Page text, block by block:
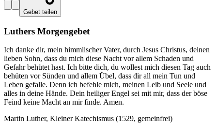
Gebet teilen
Luthers Morgengebet
Ich danke dir, mein himmlischer Vater, durch Jesus Christus, deinen
lieben Sohn, dass du mich diese Nacht vor allem Schaden und
Gefahr behütet hast. Ich bitte dich, du wollest mich diesen Tag auch
behüten vor Sünden und allem Übel, dass dir all mein Tun und
Leben gefalle. Denn ich befehle mich, meinen Leib und Seele und
alles in deine Hände. Dein heiliger Engel sei mit mir, dass der böse
Feind keine Macht an mir finde. Amen.
Martin Luther, Kleiner Katechismus (1529, gemeinfrei)